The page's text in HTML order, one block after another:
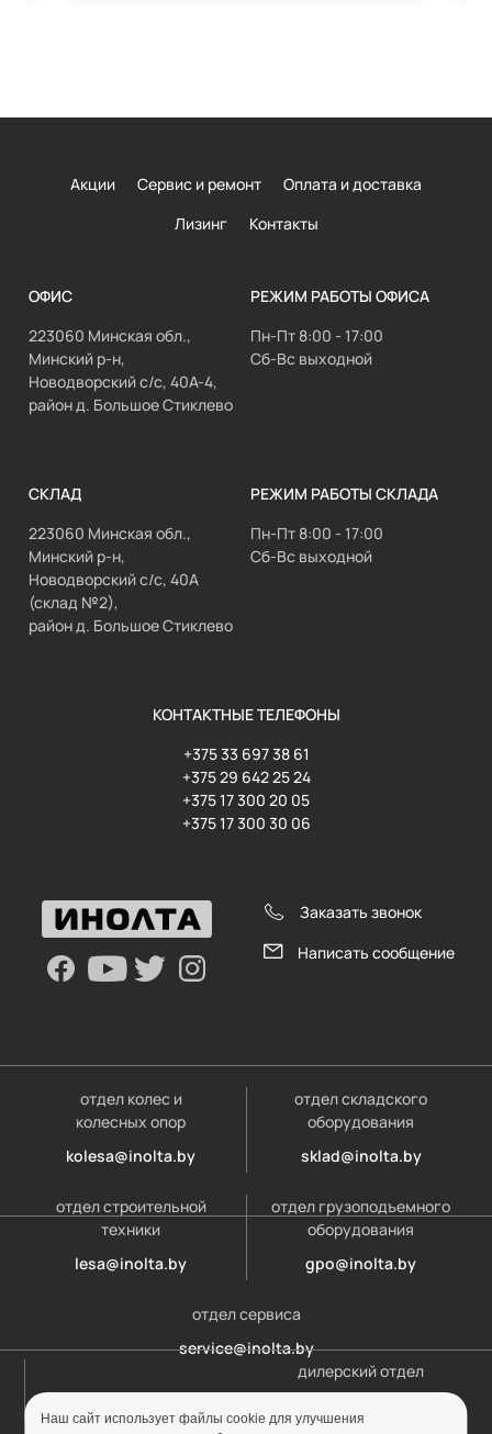
Акции Сервис и ремонт
Оплата и доставка
Лизинг
Контакты
ОФИС
223060 Минская обл.,
Минский р-н,
Новодворский с/с, 40А-4,
район д. Большое Стиклево
РЕЖИМ РАБОТЫ ОФИСА
Пн-Пт 8:00 - 17:00
Сб-Вс выходной
СКЛАД
223060 Минская обл.,
Минский р-н,
Новодворский с/с, 40А
(склад №2),
район д. Большое Стиклево
РЕЖИМ РАБОТЫ СКЛАДА
Пн-Пт 8:00 - 17:00
Сб-Вс выходной
КОНТАКТНЫЕ ТЕЛЕФОНЫ
+375 33 697 38 61
+375 29 642 25 24
+375 17 300 20 05
+375 17 300 30 06
Заказать звонок
Написать сообщение
отдел колес и
колесных опор
kolesa@inolta.by
отдел складского
оборудования
sklad@inolta.by
отдел строительной
техники
lesa@inolta.by
отдел грузоподъемного
оборудования
gpo@inolta.by
отдел сервиса
service@inolta.by
дилерский отдел
Наш сайт использует файлы cookie для улучшения